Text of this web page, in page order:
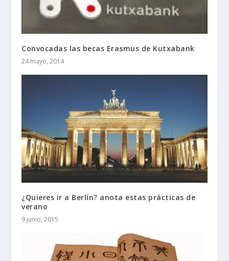
Convocadas las becas Erasmus de Kutxabank
24 mayo, 2014
¿Quieres ir a Berlín? anota estas prácticas de
verano
9 junio, 2015